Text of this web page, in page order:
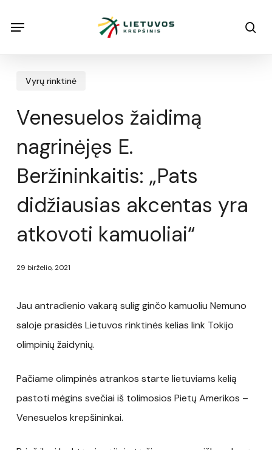
Menu
Vyrų rinktinė
Venesuelos žaidimą
nagrinėjęs E.
Beržininkaitis: „Pats
didžiausias akcentas yra
atkovoti kamuoliai“
29 birželio, 2021
Jau antradienio vakarą sulig ginčo kamuoliu Nemuno
saloje prasidės Lietuvos rinktinės kelias link Tokijo
olimpinių žaidynių.
Pačiame olimpinės atrankos starte lietuviams kelią
pastoti mėgins svečiai iš tolimosios Pietų Amerikos –
Venesuelos krepšininkai.